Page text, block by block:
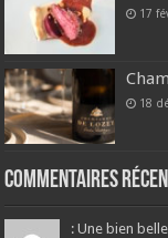
17
18
Commentaires
: Une bien